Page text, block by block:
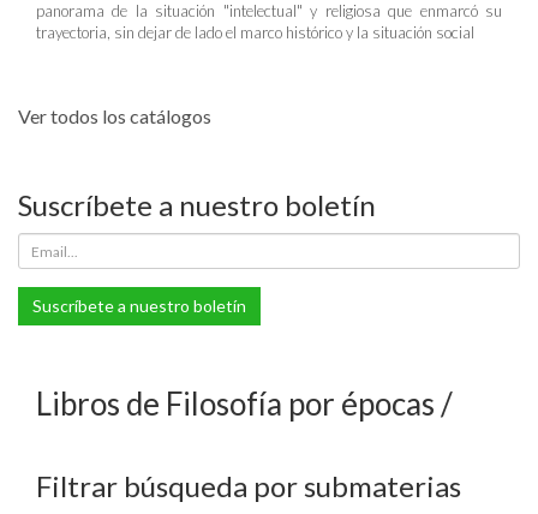
panorama de la situación "intelectual" y religiosa que enmarcó su
trayectoria, sin dejar de lado el marco histórico y la situación social
Ver todos los catálogos
Suscríbete a nuestro boletín
Suscríbete a nuestro boletín
Libros de Filosofía por épocas
Filtrar búsqueda por submaterias